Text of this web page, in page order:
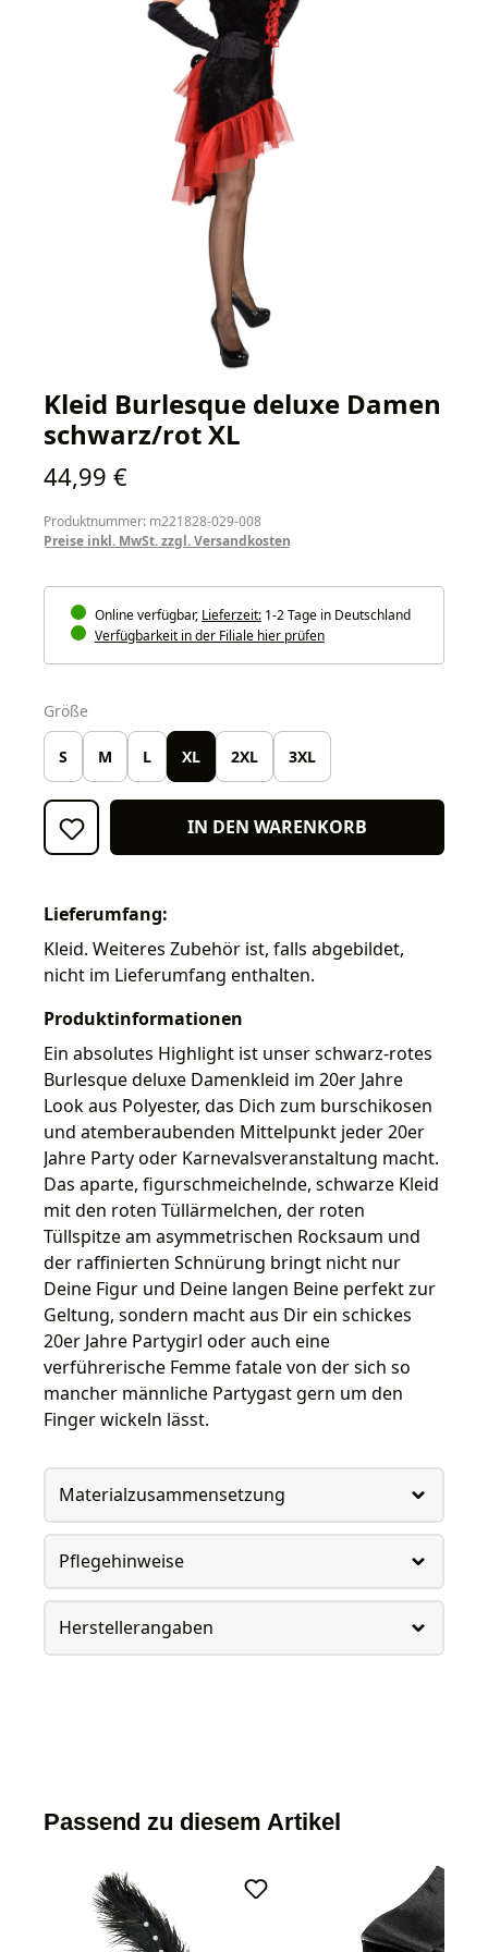
Kleid Burlesque deluxe Damen
schwarz/rot XL
Regulärer Preis:
44,99 €
Produktnummer: m221828-029-008
Preise inkl. MwSt. zzgl. Versandkosten
Online verfügbar, Lieferzeit: 1-2 Tage in Deutschland
Verfügbarkeit in der Filiale hier prüfen
Größe
S M L XL 2XL 3XL
IN DEN WARENKORB
Lieferumfang:
Kleid. Weiteres Zubehör ist, falls abgebildet,
nicht im Lieferumfang enthalten.
Produktinformationen
Ein absolutes Highlight ist unser schwarz-rotes
Burlesque deluxe Damenkleid im 20er Jahre
Look aus Polyester, das Dich zum burschikosen
und atemberaubenden Mittelpunkt jeder 20er
Jahre Party oder Karnevalsveranstaltung macht.
Das aparte, figurschmeichelnde, schwarze Kleid
mit den roten Tüllärmelchen, der roten
Tüllspitze am asymmetrischen Rocksaum und
der raffinierten Schnürung bringt nicht nur
Deine Figur und Deine langen Beine perfekt zur
Geltung, sondern macht aus Dir ein schickes
20er Jahre Partygirl oder auch eine
verführerische Femme fatale von der sich so
mancher männliche Partygast gern um den
Finger wickeln lässt.
Materialzusammensetzung
Pflegehinweise
Herstellerangaben
Passend zu diesem Artikel